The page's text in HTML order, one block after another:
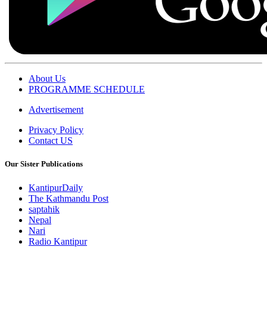
About Us
PROGRAMME SCHEDULE
Advertisement
Privacy Policy
Contact US
Our Sister Publications
KantipurDaily
The Kathmandu Post
saptahik
Nepal
Nari
Radio Kantipur